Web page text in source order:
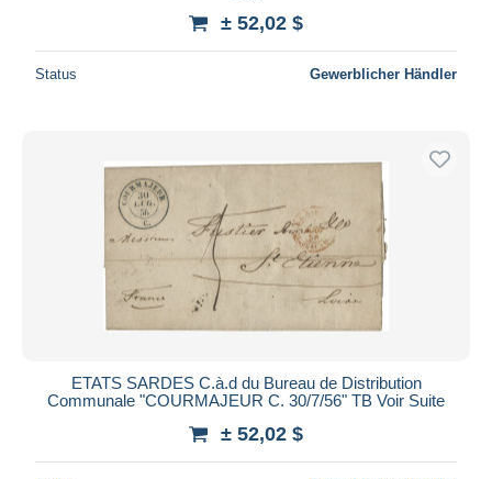
± 52,02 $
Status Gewerblicher Händler
ETATS SARDES C.à.d du Bureau de Distribution
Communale "COURMAJEUR C. 30/7/56" TB Voir Suite
± 52,02 $